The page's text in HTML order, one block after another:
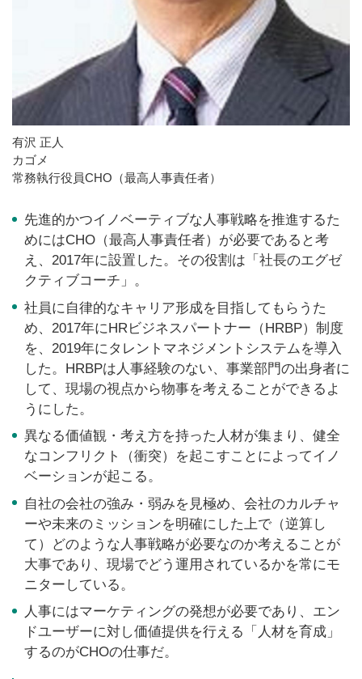
有沢 正人
カゴメ
常務執行役員CHO（最高人事責任者）
先進的かつイノベーティブな人事戦略を推進するた
めにはCHO（最高人事責任者）が必要であると考
え、2017年に設置した。その役割は「社長のエグゼ
クティブコーチ」。
社員に自律的なキャリア形成を目指してもらうた
め、2017年にHRビジネスパートナー（HRBP）制度
を、2019年にタレントマネジメントシステムを導入
した。HRBPは人事経験のない、事業部門の出身者に
して、現場の視点から物事を考えることができるよ
うにした。
異なる価値観・考え方を持った人材が集まり、健全
なコンフリクト（衝突）を起こすことによってイノ
ベーションが起こる。
自社の会社の強み・弱みを見極め、会社のカルチャ
ーや未来のミッションを明確にした上で（逆算し
て）どのような人事戦略が必要なのか考えることが
大事であり、現場でどう運用されているかを常にモ
ニターしている。
人事にはマーケティングの発想が必要であり、エン
ドユーザーに対し価値提供を行える「人材を育成」
するのがCHOの仕事だ。